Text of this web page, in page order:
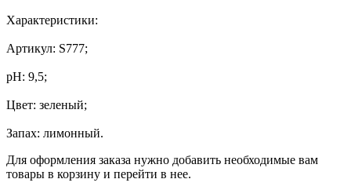
Характеристики:
Артикул: S777;
pH: 9,5;
Цвет: зеленый;
Запах: лимонный.
Для оформления заказа нужно добавить необходимые вам
товары в корзину и перейти в нее.